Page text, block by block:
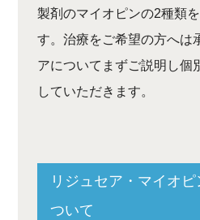
製剤のマイオピンの2種類
す。治療をご希望の方へは
アについてまずご説明し個
していただきます。
リジュセア・マイオ
ついて